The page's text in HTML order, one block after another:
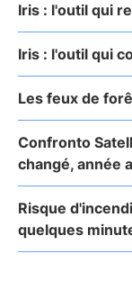
Iris : l'outil qui
Iris : l'outil qui
Les feux de
Confronto
changé, année
Risque
quelques